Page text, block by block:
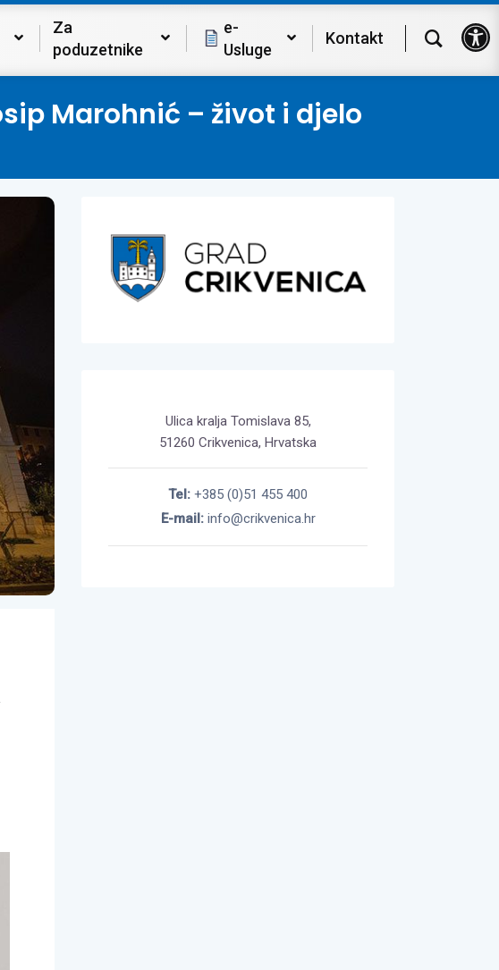
Za
poduzetnike
e-
Usluge
Kontakt
Marohnić – život i djelo
Ulica kralja Tomislava 85,
51260 Crikvenica, Hrvatska
Tel: +385 (0)51 455 400
E-mail:info@crikvenica.hr